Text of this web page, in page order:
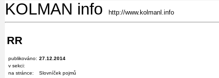
KOLMAN info http://www.kolmanl.info
RR
publikováno: 27.12.2014
v sekci:
na stránce:
Slovníček pojmů